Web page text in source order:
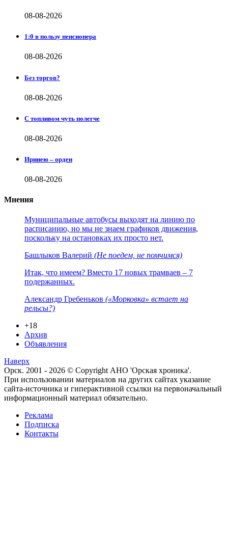
08-08-2026
1:0 в пользу пенсионера
08-08-2026
Без торгов?
08-08-2026
С топливом чуть полегче
08-08-2026
Иринею – орден
08-08-2026
Мнения
Муниципальные автобусы выходят на линию по
расписанию, но мы не знаем графиков движения,
поскольку на остановках их просто нет.
Башлыков Валерий (Не поедем, не помчимся)
Итак, что имеем? Вместо 17 новых трамваев – 7
подержанных.
Александр Гребеньков («Морковка» встает на
рельсы?)
+18
Архив
Объявления
Наверх
Орск. 2001 - 2026 © Copyright АНО 'Орская хроника'.
При использовании материалов на других сайтах указание
сайта-источника и гиперактивной ссылки на первоначальный
информационный материал обязательно.
Реклама
Подписка
Контакты